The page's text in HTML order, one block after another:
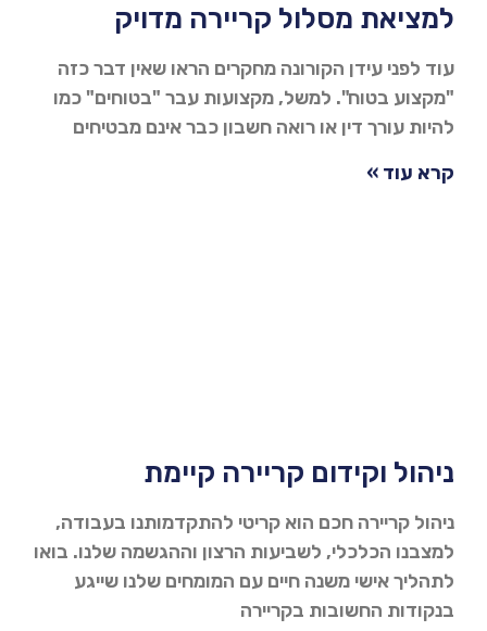
למציאת מסלול קריירה מדויק
עוד לפני עידן הקורונה מחקרים הראו שאין דבר כזה
"מקצוע בטוח". למשל, מקצועות עבר "בטוחים" כמו
להיות עורך דין או רואה חשבון כבר אינם מבטיחים
קרא עוד »
ניהול וקידום קריירה קיימת
ניהול קריירה חכם הוא קריטי להתקדמותנו בעבודה,
למצבנו הכלכלי, לשביעות הרצון וההגשמה שלנו. בואו
לתהליך אישי משנה חיים עם המומחים שלנו שייגע
בנקודות החשובות בקריירה